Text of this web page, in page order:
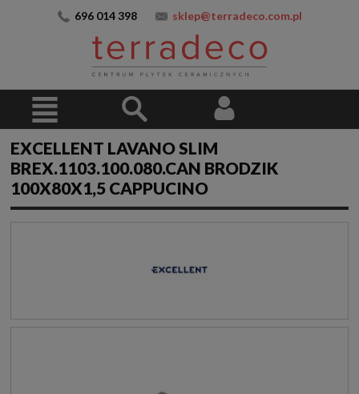
696 014 398 sklep@terradeco.com.pl
EXCELLENT LAVANO SLIM
BREX.1103.100.080.CAN BRODZIK
100X80X1,5 CAPPUCINO